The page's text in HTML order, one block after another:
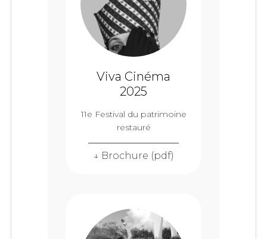
Viva Cinéma
2025
11e Festival du patrimoine
restauré
↓ Brochure (pdf)